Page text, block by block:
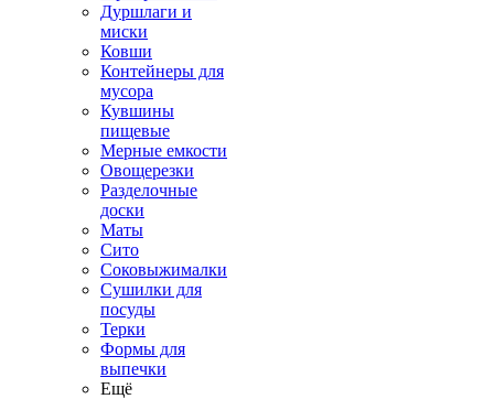
Дуршлаги и
миски
Ковши
Контейнеры для
мусора
Кувшины
пищевые
Мерные емкости
Овощерезки
Разделочные
доски
Маты
Сито
Соковыжималки
Сушилки для
посуды
Терки
Формы для
выпечки
Ещё